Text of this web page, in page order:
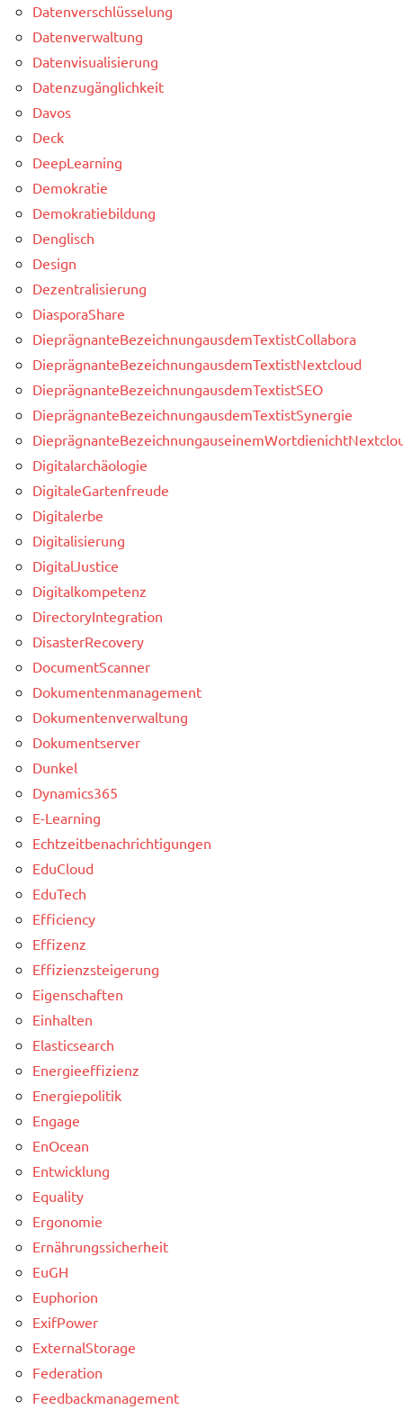
Datenverschlüsselung
Datenverwaltung
Datenvisualisierung
Datenzugänglichkeit
Davos
Deck
DeepLearning
Demokratie
Demokratiebildung
Denglisch
Design
Dezentralisierung
DiasporaShare
DieprägnanteBezeichnungausdemTextistCollabora
DieprägnanteBezeichnungausdemTextistNextcloud
DieprägnanteBezeichnungausdemTextistSEO
DieprägnanteBezeichnungausdemTextistSynergie
Digitalarchäologie
DigitaleGartenfreude
Digitalerbe
Digitalisierung
DigitalJustice
Digitalkompetenz
DirectoryIntegration
DisasterRecovery
DocumentScanner
Dokumentenmanagement
Dokumentenverwaltung
Dokumentserver
Dunkel
Dynamics365
E-Learning
Echtzeitbenachrichtigungen
EduCloud
EduTech
Efficiency
Effizenz
Effizienzsteigerung
Eigenschaften
Einhalten
Elasticsearch
Energieeffizienz
Energiepolitik
Engage
EnOcean
Entwicklung
Equality
Ergonomie
Ernährungssicherheit
EuGH
Euphorion
ExifPower
ExternalStorage
Federation
Feedbackmanagement